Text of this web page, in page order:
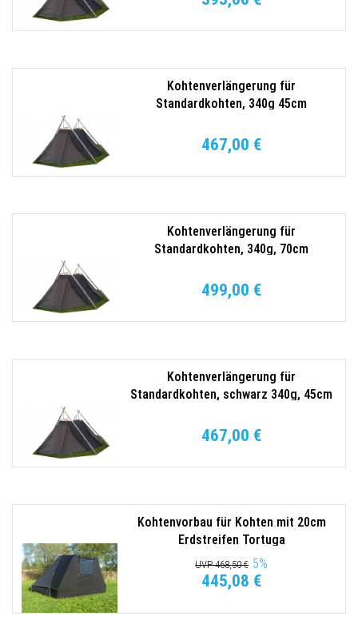
Kohtenverlängerung für
Standardkohten, 340g 45cm
467,00 €
Kohtenverlängerung für
Standardkohten, 340g, 70cm
499,00 €
Kohtenverlängerung für
Standardkohten, schwarz 340g, 45cm
467,00 €
Kohtenvorbau für Kohten mit 20cm
Erdstreifen Tortuga
UVP 468,50 € 5%
445,08 €